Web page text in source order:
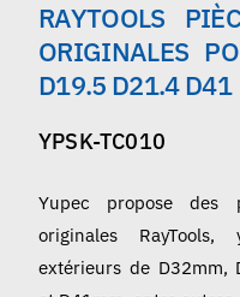
RAYTOOLS
ORIGINALES
D19.5 D21.4 D41
YPSK-TC010
Yupec propose des
originales
extérieurs de D32mm,